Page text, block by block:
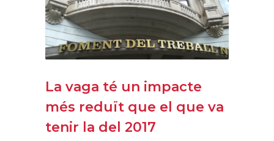
La vaga té un impacte
més reduït que el que va
tenir la del 2017